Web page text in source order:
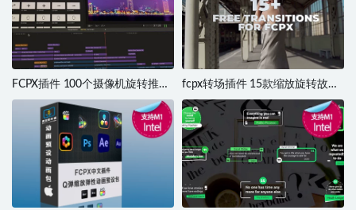
FCPX插件 100个摄像机旋转推拉
变焦缩放调节层转场预设 Usefull
Transitions
fcpx转场插件 15款缩放旋转故障
图像过渡转场 支持M1 Final Cut
Pro X transitions